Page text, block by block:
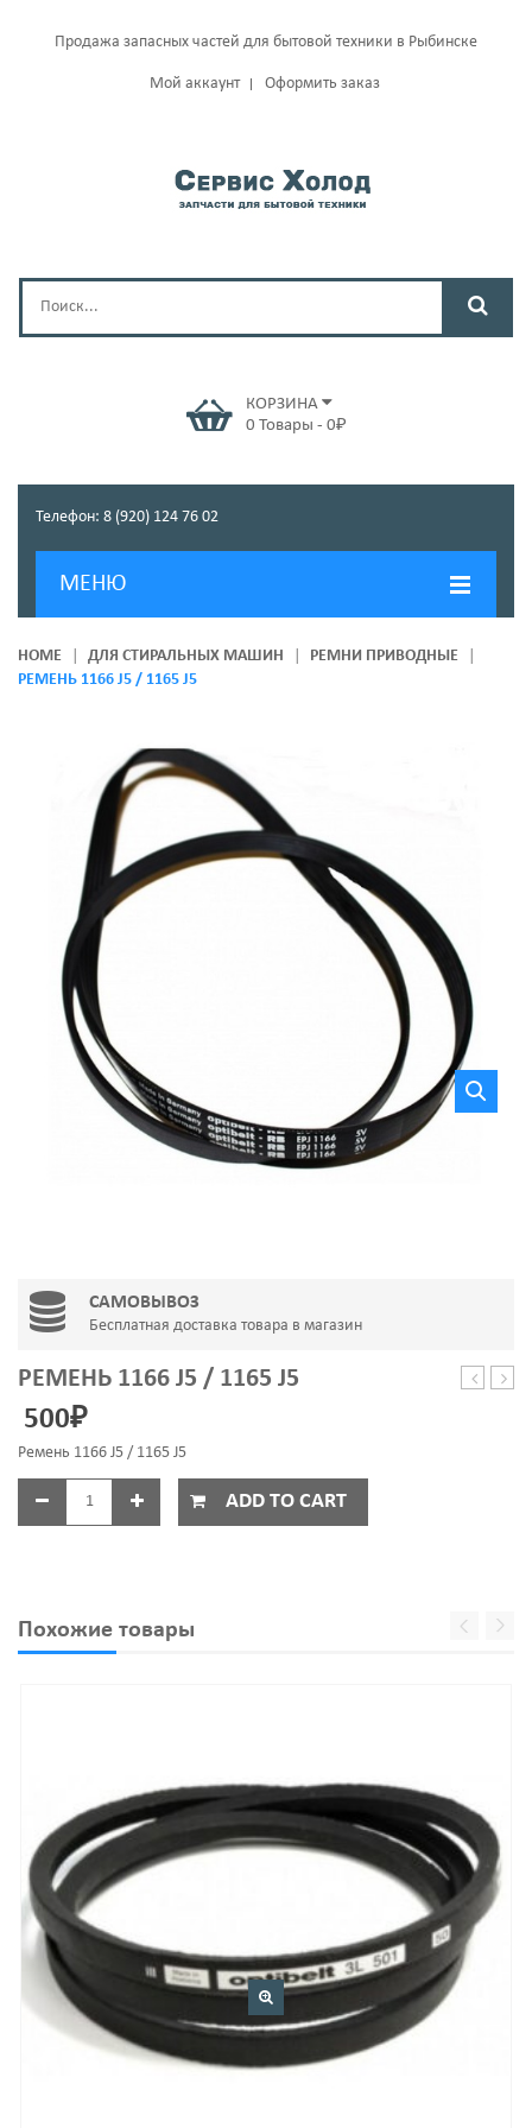
Продажа запасных частей для бытовой техники в Рыбинске
Мой аккаунт Оформить заказ
КОРЗИНА
0 Товары - 0₽
Телефон: 8 (920) 124 76 02
МЕНЮ
ГЛАВНАЯ
НОВОСТИ
КОНТАКТЫ
HOME ДЛЯ СТИРАЛЬНЫХ МАШИН
РЕМНИ ПРИВОДНЫЕ
РЕМЕНЬ 1166 J5 / 1165 J5
САМОВЫВОЗ
Бесплатная доставка товара в магазин
РЕМЕНЬ 1166 J5 / 1165 J5
500₽
Ремень 1166 J5 / 1165 J5
ADD TO CART
Похожие товары